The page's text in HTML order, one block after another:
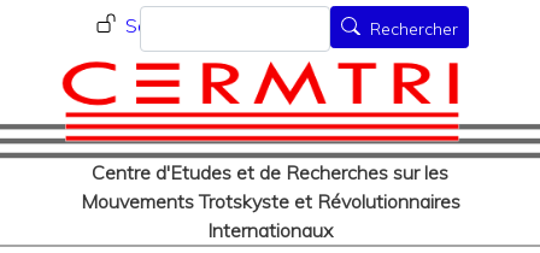
au
contenu
principal
Menu du compte de
Se connecter
Centre d'Etudes et de Recherches sur les
Mouvements Trotskyste et Révolutionnaires
Internationaux
Rechercher Rechercher